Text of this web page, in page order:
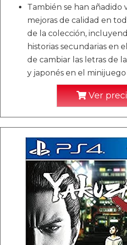
También se han añadido
mejoras de calidad en
de la colección,
historias secundarias en
de cambiar las letras de
y japonés en el
Ver